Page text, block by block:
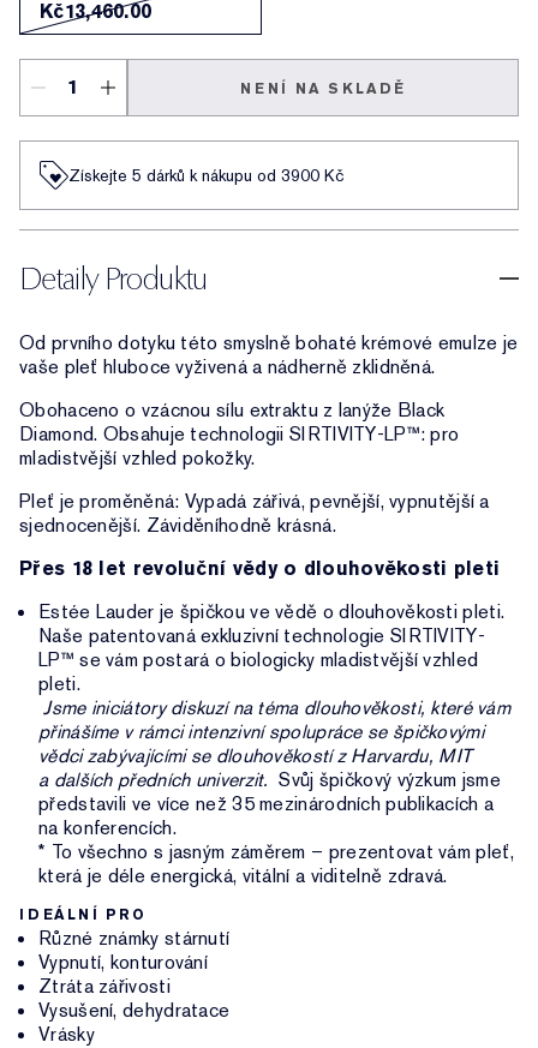
Kč13,460.00
NENÍ NA SKLADĚ
Získejte 5 dárků k nákupu od 3900 Kč
Detaily Produktu
Od prvního dotyku této smyslně bohaté krémové emulze je
vaše pleť hluboce vyživená a nádherně zklidněná.
Obohaceno o vzácnou sílu extraktu z lanýže Black
Diamond. Obsahuje technologii SIRTIVITY-LP™: pro
mladistvější vzhled pokožky.
Pleť je proměněná: Vypadá zářivá, pevnější, vypnutější a
sjednocenější. Záviděníhodně krásná.
Přes 18 let revoluční vědy o dlouhověkosti pleti
Estée Lauder je špičkou ve vědě o dlouhověkosti pleti.
Naše patentovaná exkluzivní technologie SIRTIVITY-
LP™ se vám postará o biologicky mladistvější vzhled
pleti.
Jsme iniciátory diskuzí na téma dlouhověkosti, které vám
přinášíme v rámci intenzivní spolupráce se špičkovými
vědci zabývajícími se dlouhověkostí z Harvardu, MIT
a dalších předních univerzit. Svůj špičkový výzkum jsme
představili ve více než 35 mezinárodních publikacích a
na konferencích.
* To všechno s jasným záměrem – prezentovat vám pleť,
která je déle energická, vitální a viditelně zdravá.
IDEÁLNÍ PRO
Různé známky stárnutí
Vypnutí, konturování
Ztráta zářivosti
Vysušení, dehydratace
Vrásky